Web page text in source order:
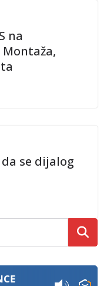
na
se dijalog